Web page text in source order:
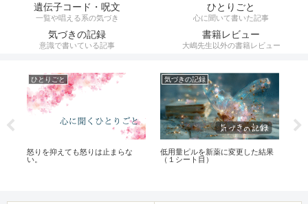
遺伝子コード・呪文
一覧や唱える系の気づき
ひとりごと
心に聞いて書いた記事
気づきの記録
意識で書いている記事
書籍レビュー
大嶋先生以外の書籍レビュー
ひとりごと
怒りを抑えても怒りは止まらな
い。
気づきの記録
低用量ピルを新薬に変更した結果
（１シート目）